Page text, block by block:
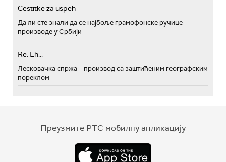
Cestitke za uspeh
Да ли сте знали да се најбоље грамофонске ручице
производе у Србији
Re: Eh...
Лесковачка спржа – производ са заштићеним географским
пореклом
Преузмите РТС мобилну апликацију